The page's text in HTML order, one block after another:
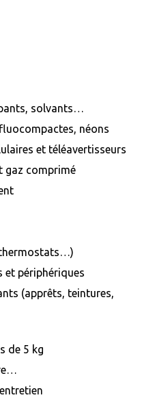
solvants…
néons
et téléavertisseurs
gaz comprimé
et périphériques
(apprêts, teintures,
de 5 kg